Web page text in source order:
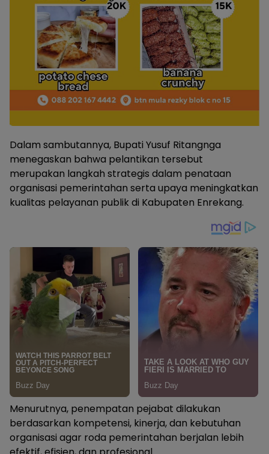
Dalam sambutannya, Bupati Yusuf Ritangnga
menegaskan bahwa pelantikan tersebut
merupakan langkah strategis dalam penataan
organisasi pemerintahan serta upaya meningkatkan
kualitas pelayanan publik di Kabupaten Enrekang.
Menurutnya, penempatan pejabat dilakukan
berdasarkan kompetensi, kinerja, dan kebutuhan
organisasi agar roda pemerintahan berjalan lebih